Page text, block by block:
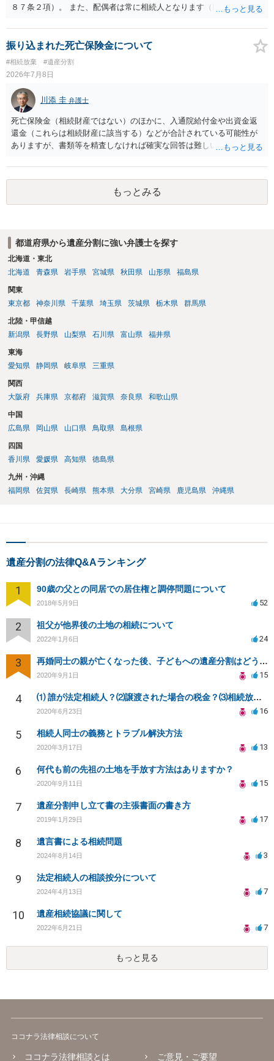
８７条２項）。 また、配偶者は常に相続人となります（民法８９０
も相続権があります。つまり、孫５人に加えて「おじ又はおば」にも
相続権がある可能性があります。
振り込まれた死亡保険金について
#相続放棄 #遺産分割
2026年7月8日
川添 圭 弁護士
死亡保険金（相続財産ではない）のほかに、入通院給付金や出資金返
還金（これらは相続財産に該当する）などが合計されている可能性が
ありますが、書類等を精査しなければ確実な回答は難しいところで
もっとみる
都道府県から遺産分割に強い弁護士を探す
北海道・東北
北海道
青森県 岩手県 宮城県 秋田県 山形県 福島県
関東
東京都
神奈川県 千葉県 埼玉県 茨城県 栃木県 群馬県
北陸・甲信越
新潟県
長野県 山梨県 石川県 富山県 福井県
東海
愛知県
静岡県 岐阜県 三重県
関西
大阪府
兵庫県 京都府 滋賀県 奈良県 和歌山県
中国
広島県
岡山県 山口県 鳥取県 島根県
四国
香川県
愛媛県 高知県 徳島県
九州・沖縄
福岡県
佐賀県 長崎県 熊本県 大分県 宮崎県 鹿児島県 沖縄県
遺産分割の法律Q&Aランキング
1 90歳の父との同居での居住権と調停問題について
2018年5月9日 52
2 祖父が他界後の土地の相続について
2022年1月6日 24
3 再婚同士の親が亡くなった後、子どもへの遺産分割はどうなる？
2020年9月1日 15
4 ⑴ 誰が法定相続人？⑵譲渡された場合の税金？⑶相続放棄後同じ不動産を相続できない？⑷借金返済義務は？
2020年6月23日 16
5 相続人同士の義務とトラブル解決方法
2020年3月17日 13
6 何代も前の先祖の土地を手放す方法はありますか？
2020年9月11日 15
7 遺産分割申し立て書の主張書面の書き方
2019年1月29日 17
8 遺言書による相続問題
2024年8月14日 3
9 法定相続人の相談按分について
2024年4月13日 7
10 遺産相続協議に関して
2022年6月21日 7
もっと見る
ココナラ法律相談について
ココナラ法律相談とは ご意見・ご要望